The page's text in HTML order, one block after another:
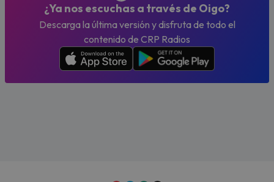
¿Ya nos escuchas a través de Oigo?
Descarga la última versión y disfruta de todo el
contenido de CRP Radios